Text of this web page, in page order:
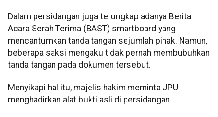
Dalam persidangan juga terungkap adanya Berita
Acara Serah Terima (BAST) smartboard yang
mencantumkan tanda tangan sejumlah pihak. Namun,
beberapa saksi mengaku tidak pernah membubuhkan
tanda tangan pada dokumen tersebut.
Menyikapi hal itu, majelis hakim meminta JPU
menghadirkan alat bukti asli di persidangan.